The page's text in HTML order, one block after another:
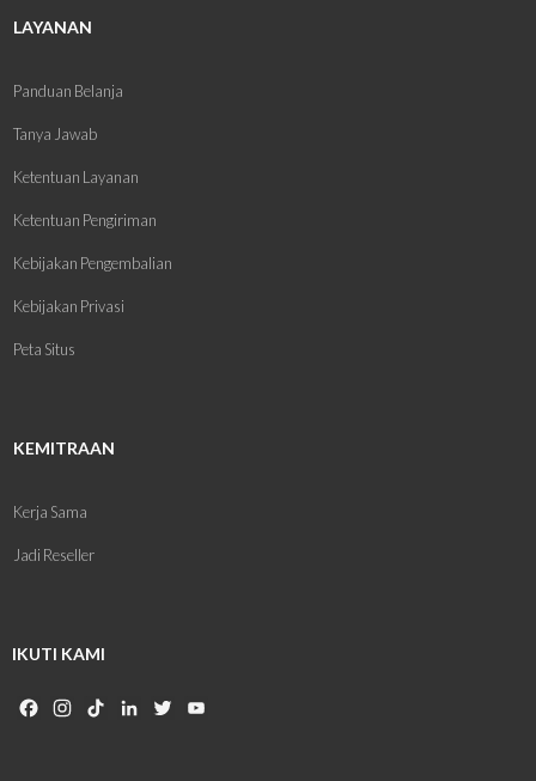
LAYANAN
Panduan Belanja
Tanya Jawab
Ketentuan Layanan
Ketentuan Pengiriman
Kebijakan Pengembalian
Kebijakan Privasi
Peta Situs
KEMITRAAN
Kerja Sama
Jadi Reseller
IKUTI KAMI
Facebook
Instagram
TikTokLinkedInTwitter